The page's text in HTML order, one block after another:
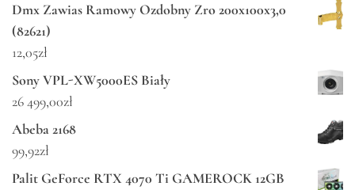
Dmx Zawias Ramowy Ozdobny Zro 200x100x3,0
(82621)
12,05zł
Sony VPL-XW5000ES Biały
26 499,00zł
Abeba 2168
99,92zł
Palit GeForce RTX 4070 Ti GAMEROCK 12GB